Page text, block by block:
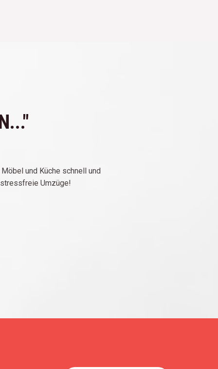
und Küche schnell und
Umzüge!